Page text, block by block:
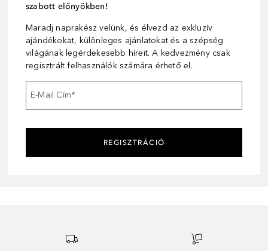
szabott előnyökben!
Maradj naprakész velünk, és élvezd az exkluzív
ajándékokat, különleges ajánlatokat és a szépség
világának legérdekesebb híreit. A kedvezmény csak
regisztrált felhasználók számára érhető el.
E-Mail Cím*
REGISZTRÁCIÓ